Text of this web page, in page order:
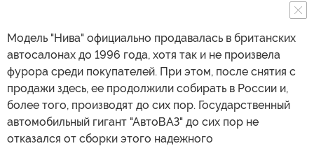
Модель "Нива" официально продавалась в британских
автосалонах до 1996 года, хотя так и не произвела
фурора среди покупателей. При этом, после снятия с
продажи здесь, ее продолжили собирать в России и,
более того, производят до сих пор. Государственный
автомобильный гигант "АвтоВАЗ" до сих пор не
отказался от сборки этого надежного